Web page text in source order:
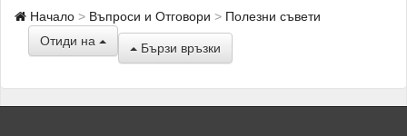
Начало Въпроси и Отговори
Полезни съвети
Отиди на
Бързи връзки